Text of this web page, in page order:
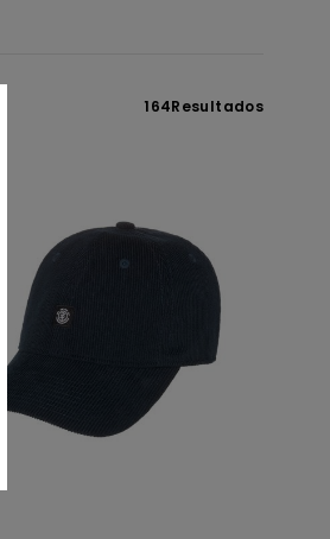
164Resultados